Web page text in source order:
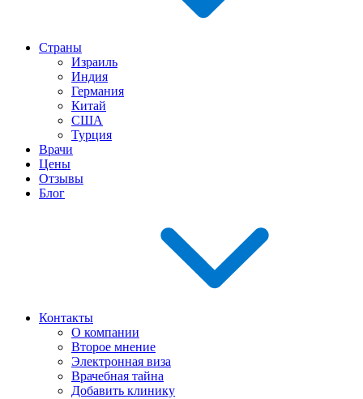
Страны
Израиль
Индия
Германия
Китай
США
Турция
Врачи
Цены
Отзывы
Блог
Контакты
О компании
Второе мнение
Электронная виза
Врачебная тайна
Добавить клинику